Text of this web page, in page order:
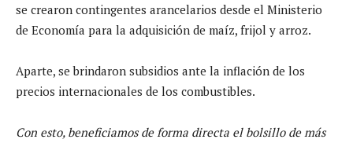
se crearon contingentes arancelarios desde el Ministerio
de Economía para la adquisición de maíz, frijol y arroz.
Aparte, se brindaron subsidios ante la inflación de los
precios internacionales de los combustibles.
Con esto, beneficiamos de forma directa el bolsillo de más